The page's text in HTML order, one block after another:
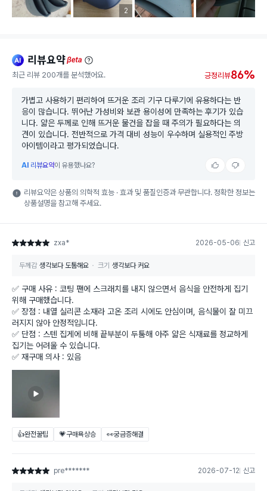
리뷰 이미지 등록 개수
2
ai 리뷰요약beta
최근 리뷰 200개를 분석했어요. 긍정리뷰86%
가볍고 사용하기 편리하여 뜨거운 조리 기구 다루기에 유용하다는 반
응이 많습니다. 뛰어난 가성비와 보관 용이성에 만족하는 후기가 있습
니다. 얇은 두께로 인해 뜨거운 물건을 잡을 때 주의가 필요하다는 의
견이 있습니다. 전반적으로 가격 대비 성능이 우수하며 실용적인 주방
아이템이라고 평가되었습니다.
AI 리뷰요약이 유용했나요?
리뷰요약은 상품의 의학적 효능 · 효과 및 품질인증과 무관합니다. 정확한 정보는
상품설명을 참고해 주세요.
별점 5점 zxa* 2026-05-06 신고
두께감 생각보다 도톰해요 크기 생각보다 커요
✅ 구매 사유 : 코팅 팬에 스크래치를 내지 않으면서 음식을 안전하게 집기
위해 구매했습니다.
✅ 장점 : 내열 실리콘 소재라 고온 조리 시에도 안심이며, 음식물이 잘 미끄
러지지 않아 안정적입니다.
✅ 단점 : 스텐 집게에 비해 끝부분이 두툼해 아주 얇은 식재료를 정교하게
집기는 어려울 수 있습니다.
✅ 재구매 의사 : 있음
👍완전꿀팁 💗구매욕상승 👀궁금증해결
별점 5점 pre******* 2026-07-12 신고